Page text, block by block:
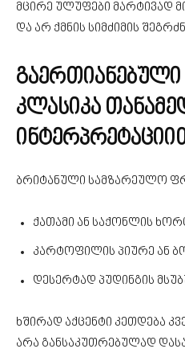
მცირე ულუფები მარტივად
და არ ქმნის სიმძიმის
კლასიკა
ბრიტანული სამზარეულო
ქათამი ან საქონლის
კარტოფილის პიურე ან
დესერტად პუდინგის
ხშირად აქცენტი კეთდება
არა განსაკუთრებულად